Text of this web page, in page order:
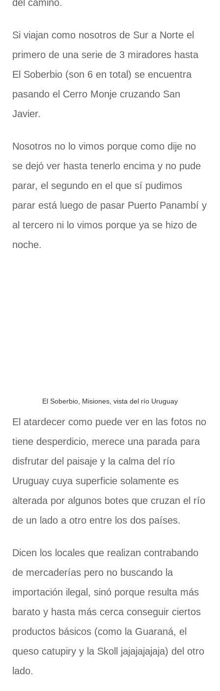
del camino.
Si viajan como nosotros de Sur a Norte el
primero de una serie de 3 miradores hasta
El Soberbio (son 6 en total) se encuentra
pasando el Cerro Monje cruzando San
Javier.
Nosotros no lo vimos porque como dije no
se dejó ver hasta tenerlo encima y no pude
parar, el segundo en el que sí pudimos
parar está luego de pasar Puerto Panambí y
al tercero ni lo vimos porque ya se hizo de
noche.
El Soberbio, Misiones, vista del río Uruguay
El atardecer como puede ver en las fotos no
tiene desperdicio, merece una parada para
disfrutar del paisaje y la calma del río
Uruguay cuya superficie solamente es
alterada por algunos botes que cruzan el río
de un lado a otro entre los dos países.
Dicen los locales que realizan contrabando
de mercaderías pero no buscando la
importación ilegal, sinó porque resulta más
barato y hasta más cerca conseguir ciertos
productos básicos (como la Guaraná, el
queso catupiry y la Skoll jajajajajaja) del otro
lado.